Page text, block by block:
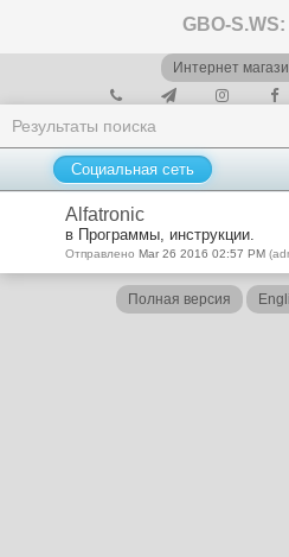
Интернет
Результаты поиска
Социальная сеть
Alfatronic
в Программы, инструкции.
Отправлено Mar 26 2016 02:57 PM
Полная версия